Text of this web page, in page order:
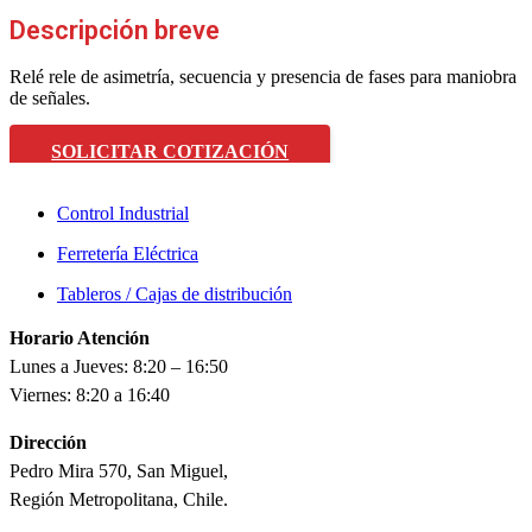
Descripción breve
Relé rele de asimetría, secuencia y presencia de fases para maniobra
de señales.
SOLICITAR COTIZACIÓN
Control Industrial
Ferretería Eléctrica
Tableros / Cajas de distribución
Horario Atención
Lunes a Jueves: 8:20 – 16:50
Viernes: 8:20 a 16:40
Dirección
Pedro Mira 570, San Miguel,
Región Metropolitana, Chile.